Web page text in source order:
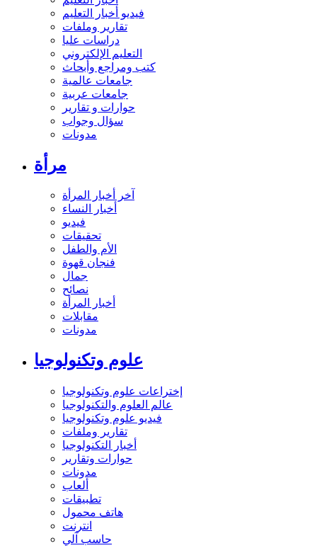
فيديو أخبار التعليم
تقارير وملفات
دراسات عليا
التعليم الإلكتروني
كتب ومراجع وأبحاث
جامعات عالمية
جامعات عربية
حوارات و تقارير
سؤال وجواب
مدونات
مرأة
آخر أخبار المرأة
أخبار النساء
فيديو
تحقيقات
الأم والطفل
فنجان قهوة
جمال
نصائح
أخبار المرأة
مقابلات
مدونات
علوم وتكنولوجيا
إختراعات علوم وتكنولوجيا
عالم العلوم والتكنولوجيا
فيديو علوم وتكنولوجيا
تقارير وملفات
أخبار التكنولوجيا
حوارات وتقارير
مدونات
ألعاب
تطبيقات
هاتف محمول
انترنت
حاسب آلي